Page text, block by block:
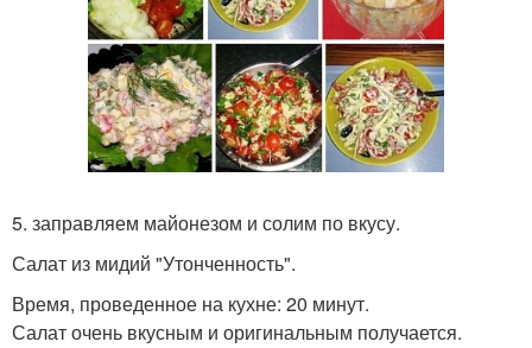
5. заправляем майонезом и солим по вкусу.
Салат из мидий "Утонченность".
Время, проведенное на кухне: 20 минут.
Салат очень вкусным и оригинальным получается.